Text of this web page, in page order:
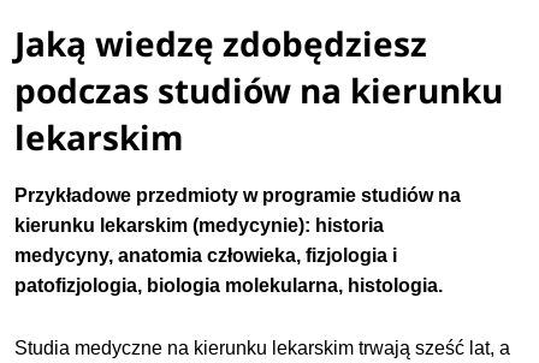
Jaką wiedzę zdobędziesz
podczas studiów na kierunku
lekarskim
Przykładowe przedmioty w programie studiów na
kierunku lekarskim (medycynie): historia
medycyny,anatomia człowieka, fizjologia i
patofizjologia, biologia molekularna, histologia.
Studia medyczne na kierunku lekarskim trwają sześć lat, a